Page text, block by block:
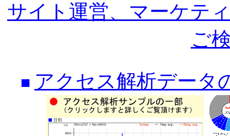
サイト運営、マーケテ
ご
■ アクセス解析データ